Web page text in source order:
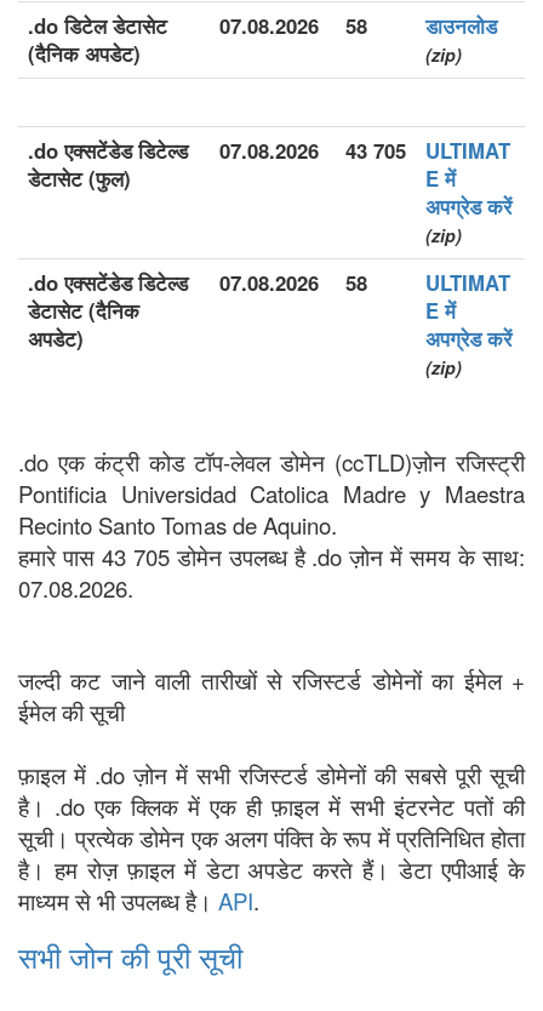
.do डिटेल डेटासेट
(दैनिक अपडेट)
07.08.2026 58 डाउनलोड
(zip)
.do एक्सटेंडेड डिटेल्ड
डेटासेट (फुल)
07.08.2026 43 705
ULTIMAT
E में
अपग्रेड करें
(zip)
.do एक्सटेंडेड डिटेल्ड
डेटासेट (दैनिक
अपडेट)
07.08.2026 58
ULTIMAT
E में
अपग्रेड करें
(zip)
.do एक कंट्री कोड टॉप-लेवल डोमेन (ccTLD)ज़ोन रजिस्ट्री
Pontificia Universidad Catolica Madre y Maestra
Recinto Santo Tomas de Aquino.
हमारे पास 43 705 डोमेन उपलब्ध है .do ज़ोन में समय के साथ:
07.08.2026.
जल्दी कट जाने वाली तारीखों से रजिस्टर्ड डोमेनों का ईमेल +
ईमेल की सूची
फ़ाइल में .do ज़ोन में सभी रजिस्टर्ड डोमेनों की सबसे पूरी सूची
है। .do एक क्लिक में एक ही फ़ाइल में सभी इंटरनेट पतों की
सूची। प्रत्येक डोमेन एक अलग पंक्ति के रूप में प्रतिनिधित होता
है। हम रोज़ फ़ाइल में डेटा अपडेट करते हैं। डेटा एपीआई के
माध्यम से भी उपलब्ध है। API.
सभी जोन की पूरी सूची